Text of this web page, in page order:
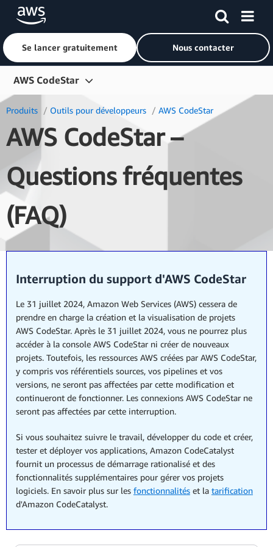
Passer au contenu principal
Se lancer gratuitement Nous contacter
AWS CodeStar
Présentation
Fonctions
Questions fréquentes (FAQ)
Produits Outils pour développeurs AWS CodeStar
AWS CodeStar –
Questions fréquentes
(FAQ)
Interruption du support d'AWS CodeStar
Le 31 juillet 2024, Amazon Web Services (AWS) cessera de
prendre en charge la création et la visualisation de projets
AWS CodeStar. Après le 31 juillet 2024, vous ne pourrez plus
accéder à la console AWS CodeStar ni créer de nouveaux
projets. Toutefois, les ressources AWS créées par AWS CodeStar,
y compris vos référentiels sources, vos pipelines et vos
versions, ne seront pas affectées par cette modification et
continueront de fonctionner. Les connexions AWS CodeStar ne
seront pas affectées par cette interruption.
Si vous souhaitez suivre le travail, développer du code et créer,
tester et déployer vos applications, Amazon CodeCatalyst
fournit un processus de démarrage rationalisé et des
fonctionnalités supplémentaires pour gérer vos projets
logiciels. En savoir plus sur les fonctionnalités et la tarification
d'Amazon CodeCatalyst.